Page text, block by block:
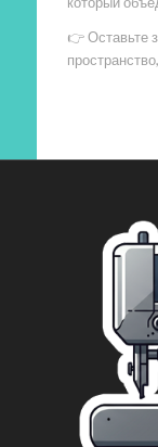
👉 Оставьте